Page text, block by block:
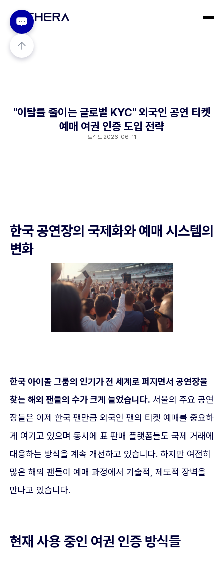
"이탈률 줄이는 글로벌 KYC" 외국인 공연 티켓
예매 여권 인증 도입 전략
트렌드 2026-06-11
한국 공연장의 국제화와 예매 시스템의
변화
한국 아이돌 그룹의 인기가 전 세계로 퍼지면서 공연장을
찾는 해외 팬들의 수가 크게 늘었습니다. 서울의 주요 공연
장들은 이제 한국 팬만큼 외국인 팬의 티켓 예매를 중요하
게 여기고 있으며 동시에 표 판매 플랫폼들도 국제 거래에
대응하는 방식을 계속 개선하고 있습니다. 하지만 여전히
많은 해외 팬들이 예매 과정에서 기술적, 제도적 장벽을
만나고 있습니다.
현재 사용 중인 여권 인증 방식들